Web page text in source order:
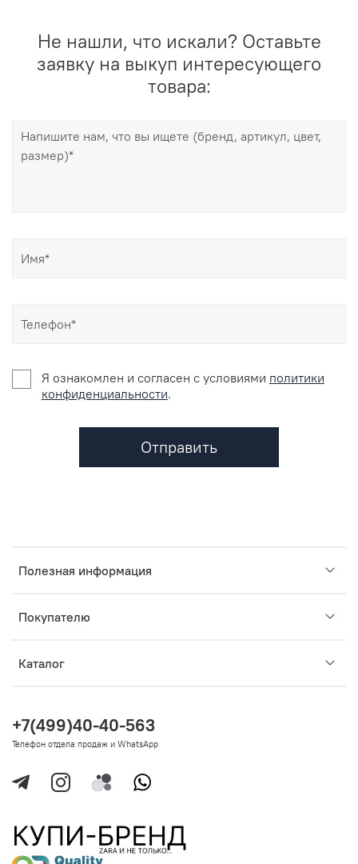
Не нашли, что искали? Оставьте
заявку на выкуп интересующего
товара:
Я ознакомлен и согласен c условиями политики
конфиденциальности.
Отправить
Полезная информация
Покупателю
Каталог
+7(499)40-40-563
Телефон отдела продаж и WhatsApp